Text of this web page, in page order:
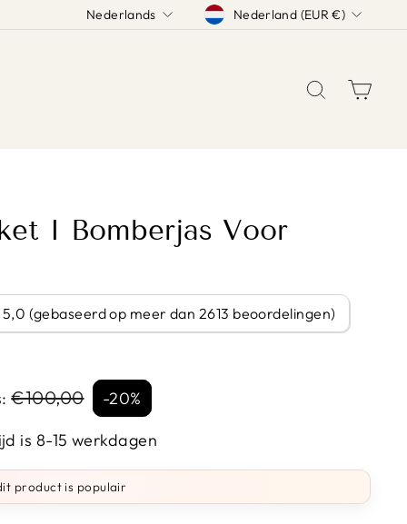
TAAL
Nederlands Nederland (EUR €)
ZOEK
I Bomberjas Voor
5,0 (gebaseerd op meer dan 2613 beoordelingen)
€100,00
Sale
prijs
-20%
is 8-15 werkdagen
product is populair